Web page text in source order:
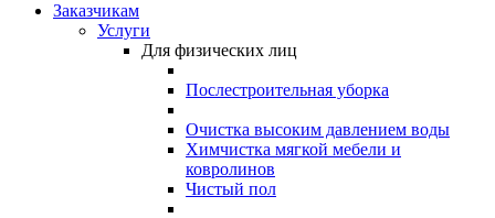
Заказчикам
Услуги
Для физических лиц
Послестроительная уборка
Очистка высоким давлением воды
Химчистка мягкой мебели и
ковролинов
Чистый пол